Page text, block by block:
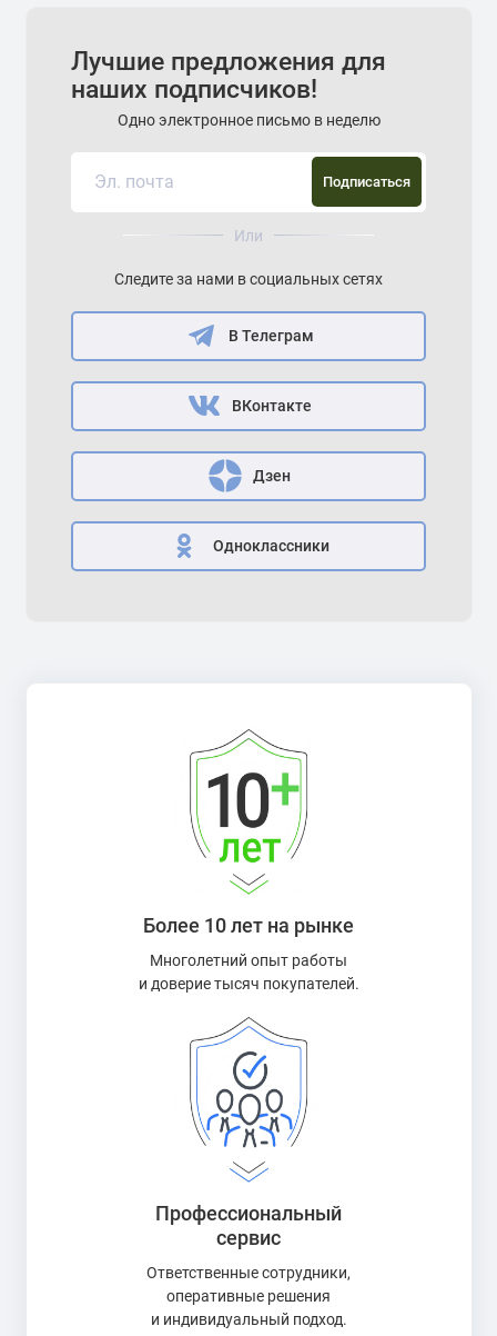
Лучшие предложения для
наших подписчиков!
Одно электронное письмо в неделю
Подписаться
Или
Следите за нами в социальных сетях
В Телеграм
ВКонтакте
Дзен
Одноклассники
Более 10 лет на рынке
Многолетний опыт работы
и доверие тысяч покупателей.
Профессиональный
сервис
Ответственные сотрудники,
оперативные решения
и индивидуальный подход.